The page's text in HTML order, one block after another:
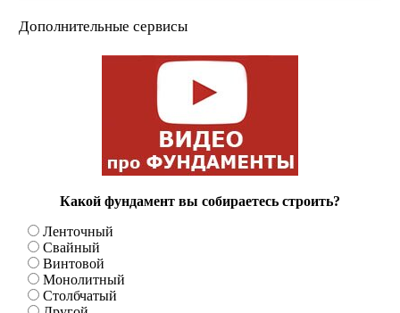
Дополнительные сервисы
Какой фундамент вы собираетесь строить?
Ленточный
Свайный
Винтовой
Монолитный
Столбчатый